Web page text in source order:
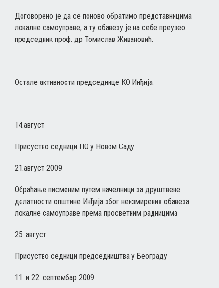
Договорено је да се поново обратимо представницима
локалне самоуправе, а ту обавезу је на себе преузео
председник проф. др Томислав Живановић.
Остале активности председнице КО Инђија:
14.август
Присуство седници ПО у Новом Саду
21.август 2009
Обраћање писменим путем начелници за друштвене
делатности општине Инђија због неизмирених обавеза
локалне самоуправе према просветним радницима
25. август
Присуство седници председништва у Београду
11. и 22. септембар 2009